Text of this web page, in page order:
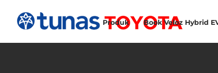
Produk Book Veloz Hybrid